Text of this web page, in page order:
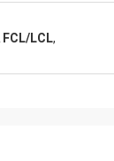
FCL/LCL,